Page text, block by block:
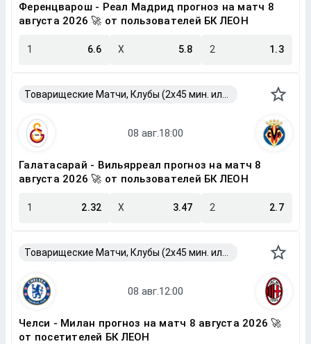
Ференцварош - Реал Мадрид прогноз на матч 8
августа 2026 🚀 от пользователей БК ЛЕОН
1 6.6 X 5.8 2 1.3
Галатасарай - Вильярреал прогноз на матч 8
августа 2026 🚀 от пользователей БК ЛЕОН
1 2.32 X 3.47 2 2.7
Челси - Милан прогноз на матч 8 августа 2026 🚀
от посетителей БК ЛЕОН